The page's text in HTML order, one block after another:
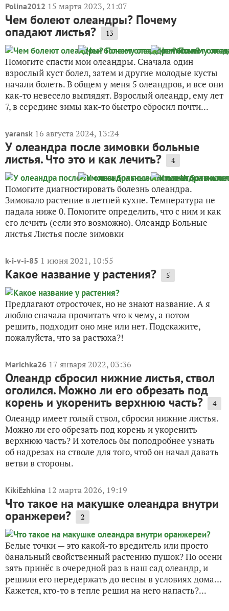
Polina2012 15 марта 2023, 21:07
Чем болеют олеандры? Почему
опадают листья? 13
Помогите спасти мои олеандры. Сначала один
взрослый куст болел, затем и другие молодые кусты
начали болеть. В общем у меня 5 олеандров, и все они
как-то невесело выглядят. Взрослый олеандр, ему лет
7, в середине зимы как-то быстро сбросил почти...
yaransk 16 августа 2024, 13:24
У олеандра после зимовки больные
листья. Что это и как лечить? 4
Помогите диагностировать болезнь олеандра.
Зимовало растение в летней кухне. Температура не
падала ниже 0. Помогите определить, что с ним и как
его лечить (если это возможно). Олеандр Больные
листья Листья после зимовки
k-i-v-i-85 1 июня 2021, 10:55
Какое название у растения? 5
Предлагают отросточек, но не знают название. А я
люблю сначала прочитать что к чему, а потом
решить, подходит оно мне или нет. Подскажите,
пожалуйста, что за растюха?!
Marichka26 17 января 2022, 03:36
Олеандр сбросил нижние листья, ствол
оголился. Можно ли его обрезать под
корень и укоренить верхнюю часть? 4
Олеандр имеет голый ствол, сбросил нижние листья.
Можно ли его обрезать под корень и укоренить
верхнюю часть? И хотелось бы поподробнее узнать
об надрезах на стволе для того, чтоб он начал давать
ветви в стороны.
KikiEzhkina 12 марта 2026, 19:19
Что такое на макушке олеандра внутри
оранжереи? 2
Белые точки — это какой-то вредитель или просто
банальный свойственный растению пушок? По осени
зять принёс в очередной раз в наш сад олеандр, и
решили его передержать до весны в условиях дома…
Кажется, кто-то в тепле решил на него напасть?...